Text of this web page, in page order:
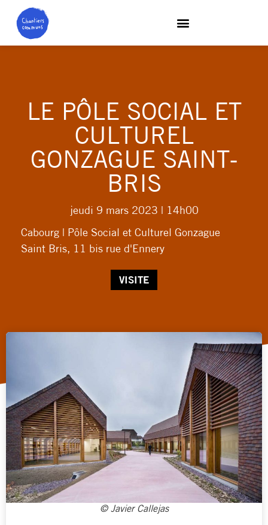
LE PÔLE SOCIAL ET
CULTUREL
GONZAGUE SAINT-
BRIS
jeudi 9 mars 2023 | 14h00
Cabourg | Pôle Social et Culturel Gonzague
Saint Bris, 11 bis rue d'Ennery
VISITE
© Javier Callejas